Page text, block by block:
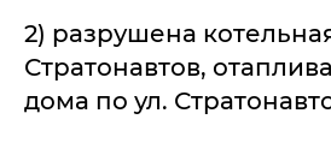
2) разрушена
Стратонавтов,
дома по ул.